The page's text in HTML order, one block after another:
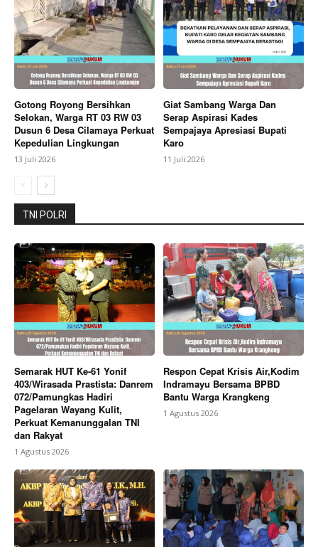
Gotong Royong Bersihkan
Selokan, Warga RT 03 RW 03
Dusun 6 Desa Cilamaya Perkuat
Kepedulian Lingkungan
13 Juli 2026
Giat Sambang Warga Dan
Serap Aspirasi Kades
Sempajaya Apresiasi Bupati
Karo
11 Juli 2026
TNI POLRI
Semarak HUT Ke-61 Yonif
403/Wirasada Prastista: Danrem
072/Pamungkas Hadiri
Pagelaran Wayang Kulit,
Perkuat Kemanunggalan TNI
dan Rakyat
1 Agustus 2026
Respon Cepat Krisis Air,Kodim
Indramayu Bersama BPBD
Bantu Warga Krangkeng
1 Agustus 2026